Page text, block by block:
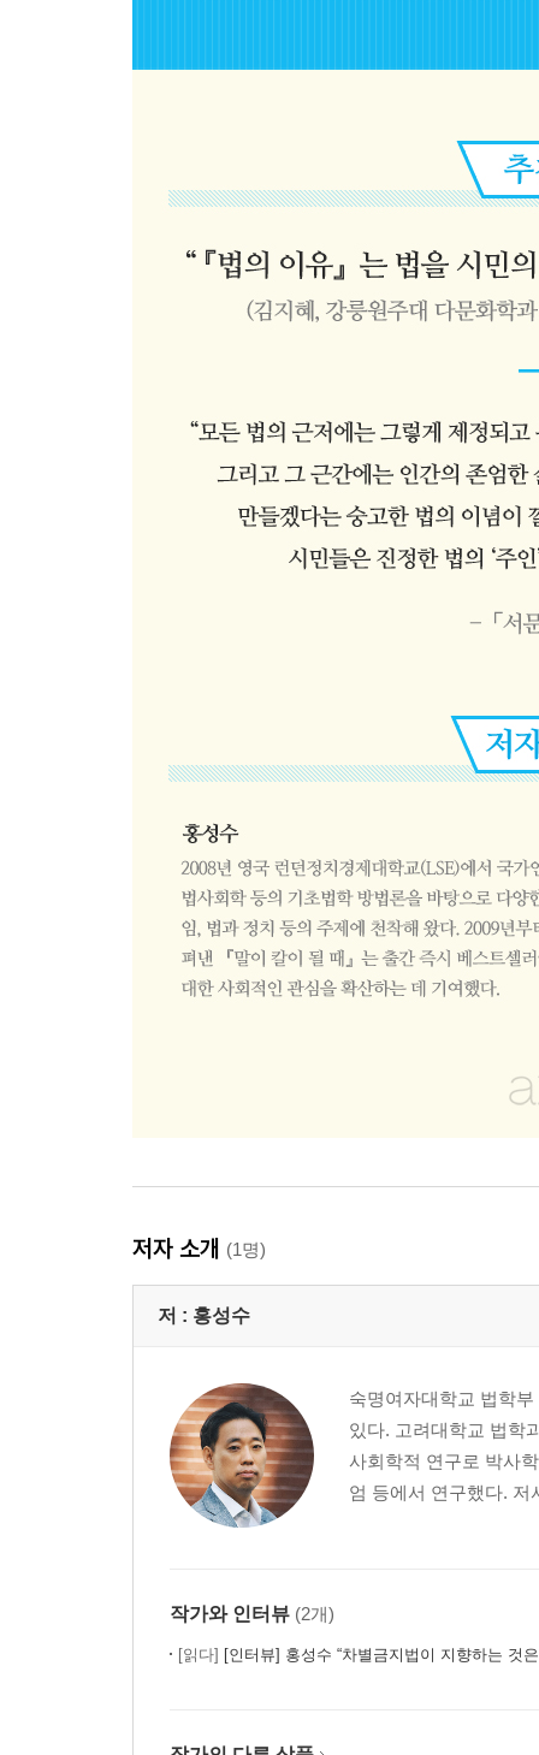
저자 소개 (1명)
저 : 홍성수
숙명여자대학교 법학
있다. 고려대학교 법학
사회학적 연구로 박사
엄 등에서 연구했다. 저
작가와 인터뷰 (2개)
[읽다] [인터뷰] 홍성수 “차별금지법이 지향하는 것은 평